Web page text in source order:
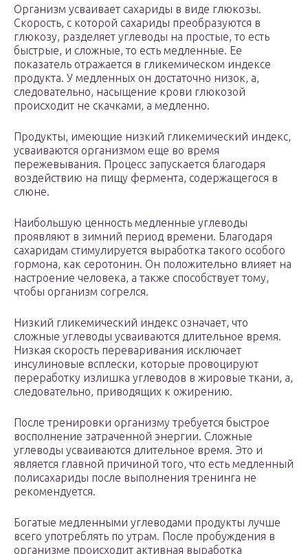
Организм усваивает сахариды в виде глюкозы.
Скорость, с которой сахариды преобразуются в
глюкозу, разделяет углеводы на простые, то есть
быстрые, и сложные, то есть медленные. Ее
показатель отражается в гликемическом индексе
продукта. У медленных он достаточно низок, а,
следовательно, насыщение крови глюкозой
происходит не скачками, а медленно.
Продукты, имеющие низкий гликемический индекс,
усваиваются организмом еще во время
пережевывания. Процесс запускается благодаря
воздействию на пищу фермента, содержащегося в
слюне.
Наибольшую ценность медленные углеводы
проявляют в зимний период времени. Благодаря
сахаридам стимулируется выработка такого особого
гормона, как серотонин. Он положительно влияет на
настроение человека, а также способствует тому,
чтобы организм согрелся.
Низкий гликемический индекс означает, что
сложные углеводы усваиваются длительное время.
Низкая скорость переваривания исключает
инсулиновые всплески, которые провоцируют
переработку излишка углеводов в жировые ткани, а,
следовательно, приводящих к ожирению.
После тренировки организму требуется быстрое
восполнение затраченной энергии. Сложные
углеводы усваиваются длительное время. Это и
является главной причиной того, что есть медленный
полисахариды после выполнения тренинга не
рекомендуется.
Богатые медленными углеводами продукты лучше
всего употреблять по утрам. После пробуждения в
организме происходит активная выработка